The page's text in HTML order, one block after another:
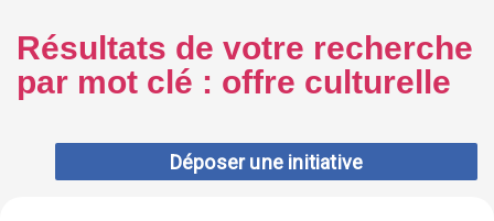
Résultats de votre recherche
par mot clé : offre culturelle
Déposer une initiative